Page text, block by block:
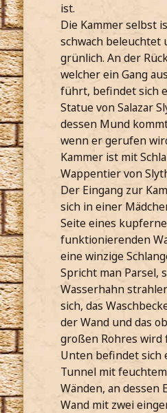
ist.
Die Kammer selbst
schwach beleuchtet
grünlich. An der
welcher ein Gang
führt, befindet sich
Statue von Salazar
dessen Mund
wenn er gerufen
Kammer ist mit
Wappentier von
Der Eingang zur
sich in einer
Seite eines
funktionierenden
eine winzige
Spricht man Parsel,
Wasserhahn
sich, das
der Wand und das
großen Rohres wird
Unten befindet sich
Tunnel mit
Wänden, an dessen
Wand mit zwei